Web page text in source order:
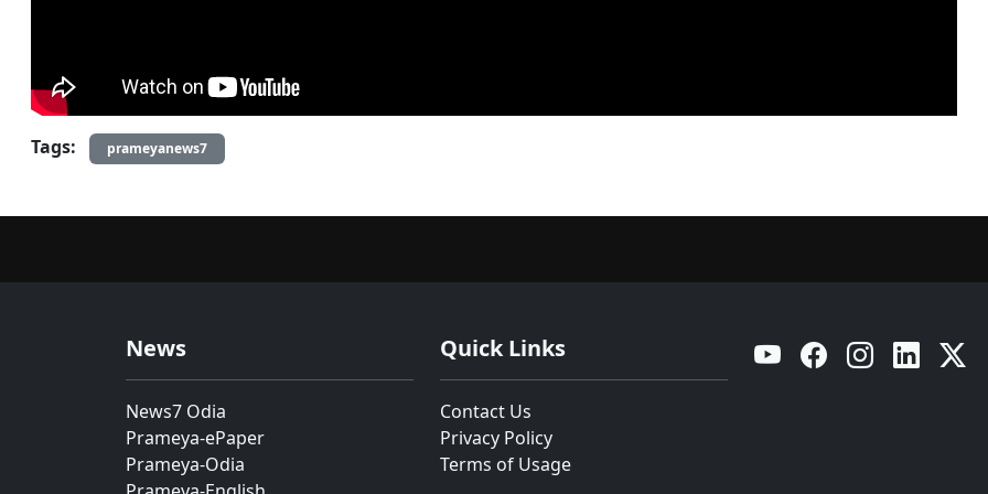
Tags: prameyanews7
News
News7 Odia
Prameya-ePaper
Prameya-Odia
Quick Links
Contact Us
Privacy Policy
Terms of Usage
YouTube Facebook Instagram Linkedin